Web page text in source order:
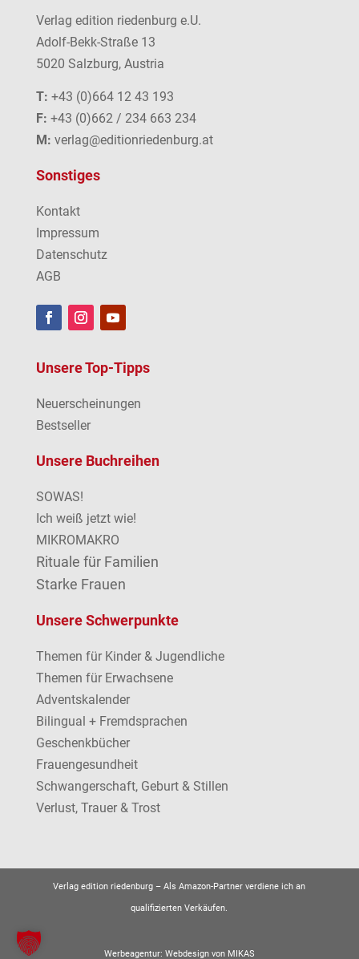
Verlag edition riedenburg e.U.
Adolf-Bekk-Straße 13
5020 Salzburg, Austria
T: +43 (0)664 12 43 193
F: +43 (0)662 / 234 663 234
M: verlag@editionriedenburg.at
Sonstiges
Kontakt
Impressum
Datenschutz
AGB
Unsere Top-Tipps
Neuerscheinungen
Bestseller
Unsere Buchreihen
SOWAS!
Ich weiß jetzt wie!
MIKROMAKRO
Rituale für Familien
Starke Frauen
Unsere Schwerpunkte
Themen für Kinder & Jugendliche
Themen für Erwachsene
Adventskalender
Bilingual + Fremdsprachen
Geschenkbücher
Frauengesundheit
Schwangerschaft, Geburt & Stillen
Verlust, Trauer & Trost
Verlag edition riedenburg –Als Amazon-Partner verdiene ich an
qualifizierten Verkäufen.
Werbeagentur: Webdesign von MIKAS